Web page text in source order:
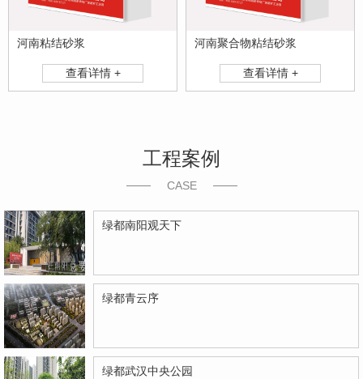
河南粘结砂浆
查看详情 +
河南聚合物粘结砂浆
查看详情 +
工程案例
CASE
绿都南阳观天下
绿都青云序
绿都武汉中央公园